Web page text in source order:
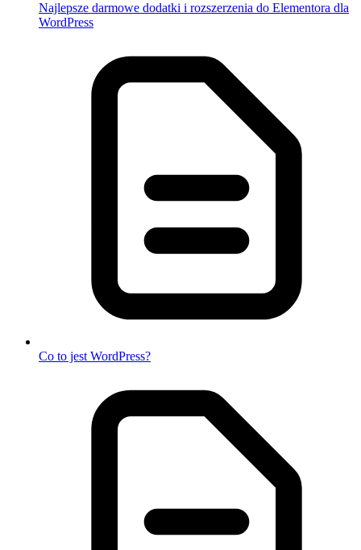
Najlepsze darmowe dodatki i rozszerzenia do Elementora dla
WordPress
Co to jest WordPress?